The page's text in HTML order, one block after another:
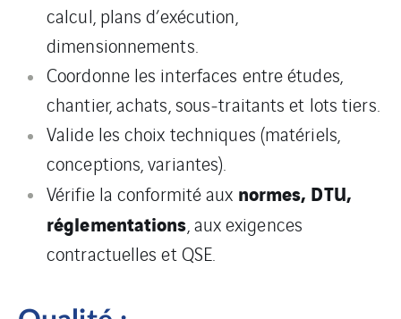
calcul, plans d’exécution,
dimensionnements.
Coordonne les interfaces entre études,
chantier, achats, sous‑traitants et lots tiers.
Valide les choix techniques (matériels,
conceptions, variantes).
Vérifie la conformité aux normes, DTU,
réglementations, aux exigences
contractuelles et QSE.